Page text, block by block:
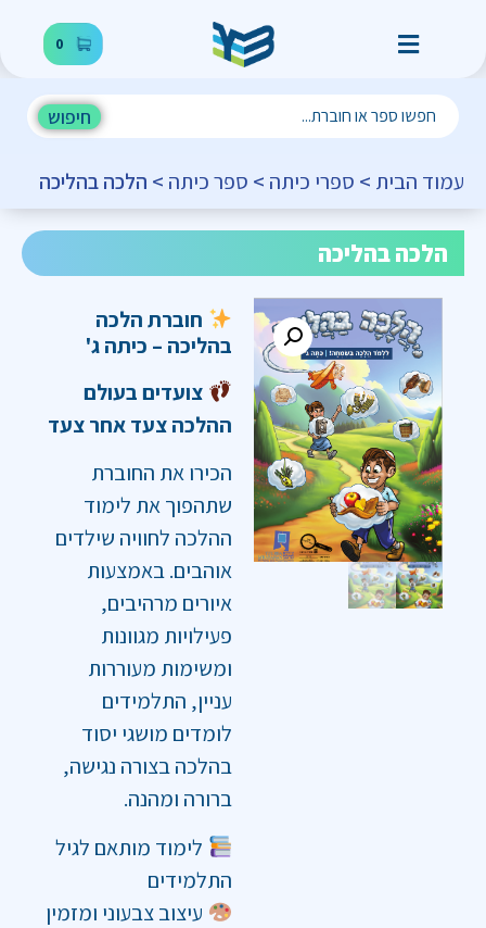
0
חיפוש
עמוד הבית > ספרי כיתה > ספר כיתה > הלכה בהליכה
הלכה בהליכה
חוברת הלכה
בהליכה – כיתה ג'
צועדים בעולם
ההלכה צעד אחר צעד
הכירו את החוברת
שתהפוך את לימוד
ההלכה לחוויה שילדים
אוהבים. באמצעות
איורים מרהיבים,
פעילויות מגוונות
ומשימות מעוררות
עניין, התלמידים
לומדים מושגי יסוד
בהלכה בצורה נגישה,
ברורה ומהנה.
לימוד מותאם לגיל
התלמידים
עיצוב צבעוני ומזמין